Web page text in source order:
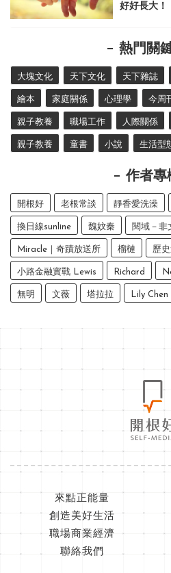
好好長大！
熱門關
大塊文化 天下文化 天下雜誌
繪本 家庭關係 心理學 今周
親子教養 職場工作 人際關係
親子教養 童書 小說 生活型
作者專
開根好 老根常談 靜香愛洗澡
換日線sunline 魏妏秦 閱域－非
Miracle｜奇蹟放送所 榴槤 歷
小路金融實戰 Lewis Richard
無明 文薇 塔拉拉 Lily Chen
來點正能量
創造美好生活
職場商業經濟
聯絡我們